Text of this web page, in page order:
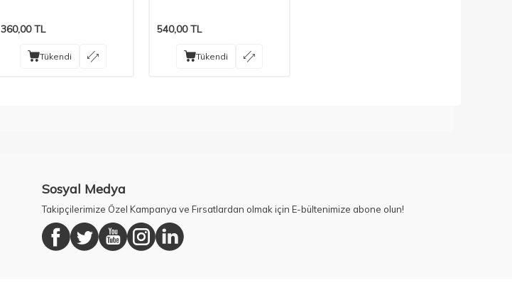
360,00TL
Tükendi
540,00TL
Tükendi
Sosyal Medya
Takipçilerimize Özel Kampanya ve Fırsatlardan olmak için E-bültenimize abone olun!